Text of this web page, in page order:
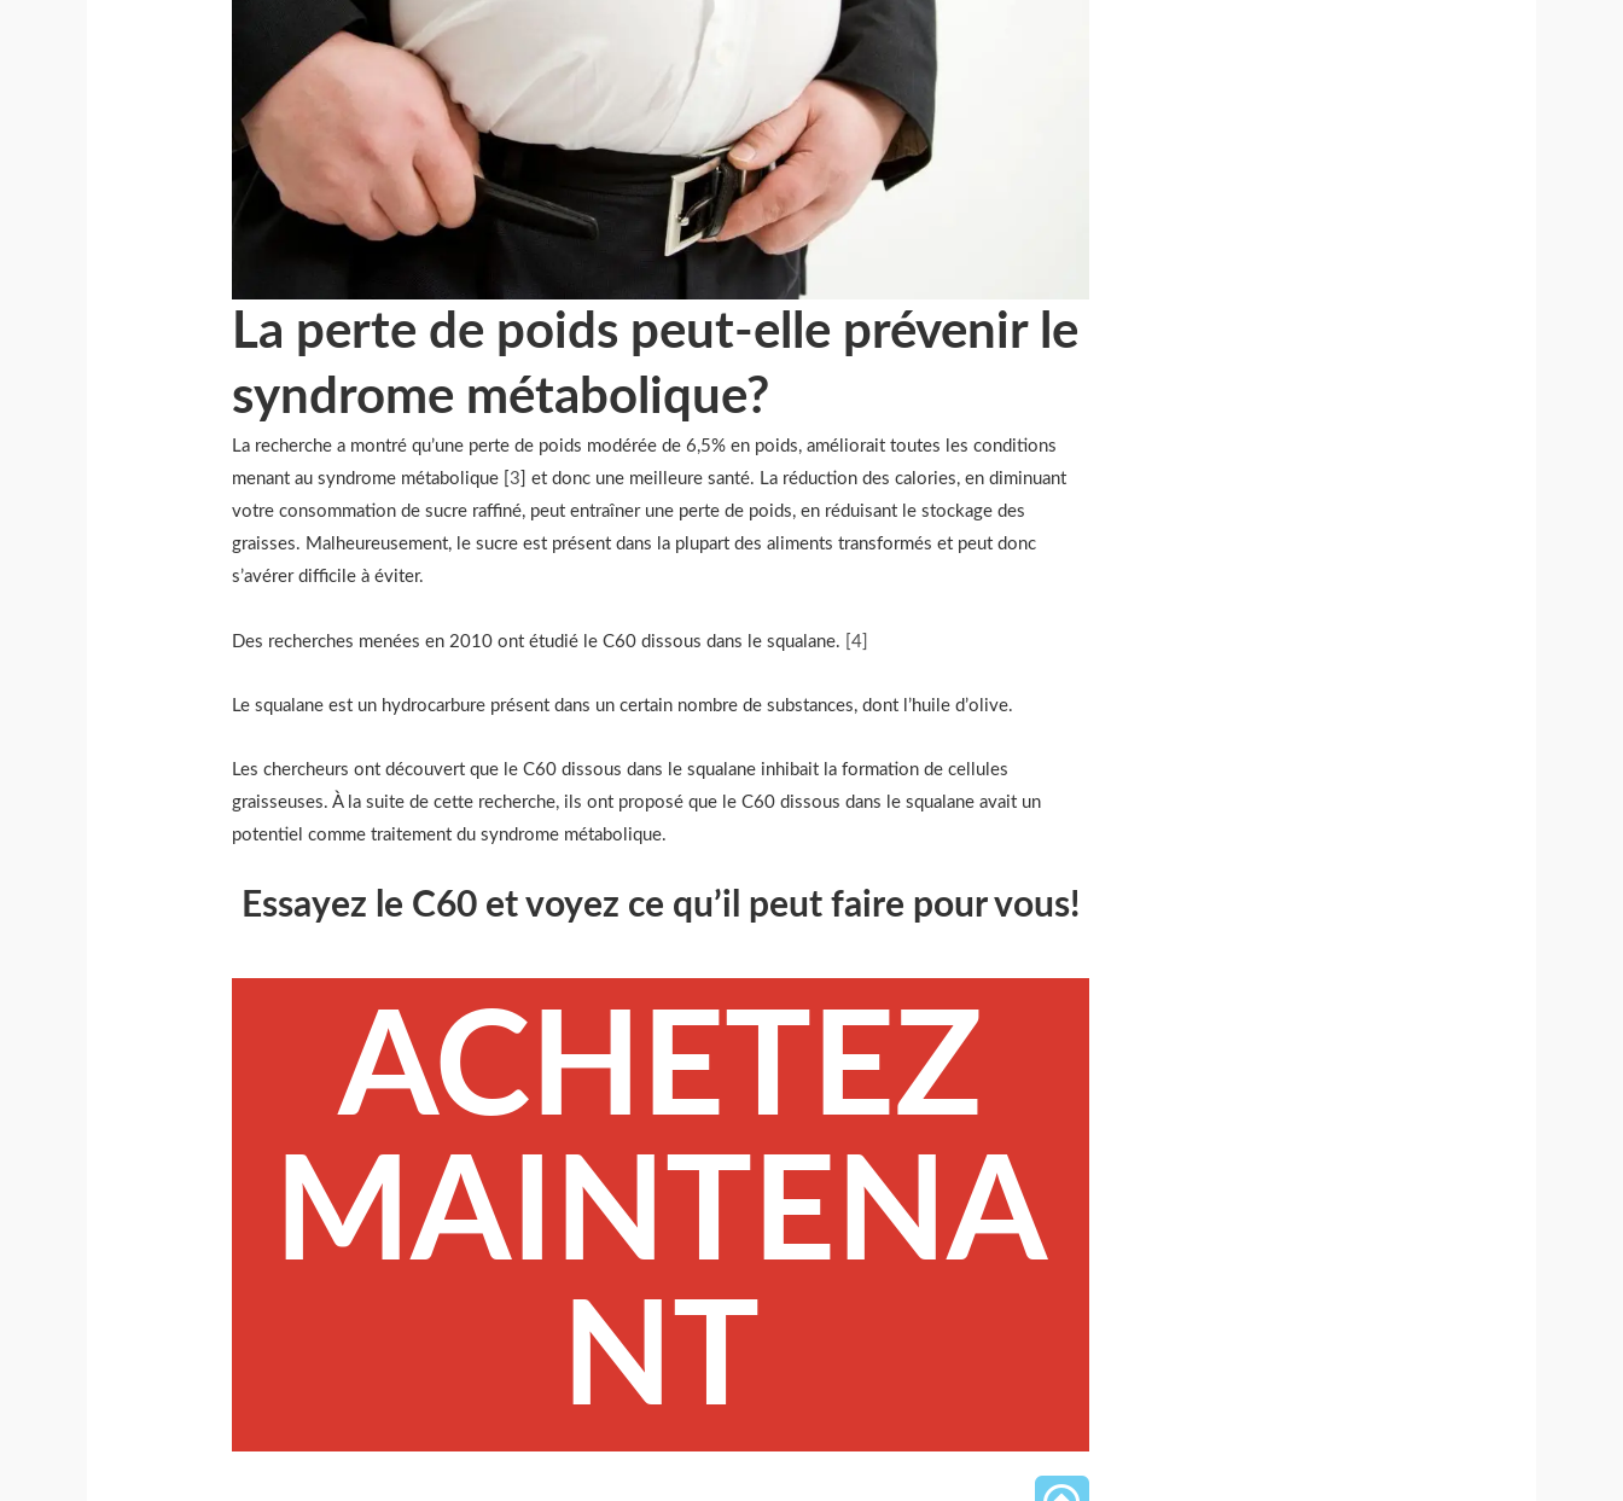
La perte de poids peut-elle prévenir le
syndrome métabolique?
La recherche a montré qu’une perte de poids modérée de 6,5% en poids, améliorait toutes les conditions
menant au syndrome métabolique [3 ] et donc une meilleure santé. La réduction des calories, en diminuant
votre consommation de sucre raffiné, peut entraîner une perte de poids, en réduisant le stockage des
graisses. Malheureusement, le sucre est présent dans la plupart des aliments transformés et peut donc
s’avérer difficile à éviter.
Des recherches menées en 2010 ont étudié le C60 dissous dans le squalane. [4]
Le squalane est un hydrocarbure présent dans un certain nombre de substances, dont l’huile d’olive.
Les chercheurs ont découvert que le C60 dissous dans le squalane inhibait la formation de cellules
graisseuses. À la suite de cette recherche, ils ont proposé que le C60 dissous dans le squalane avait un
potentiel comme traitement du syndrome métabolique.
Essayez le C60 et voyez ce qu’il peut faire pour vous!
ACHETEZ
MAINTENA
NT